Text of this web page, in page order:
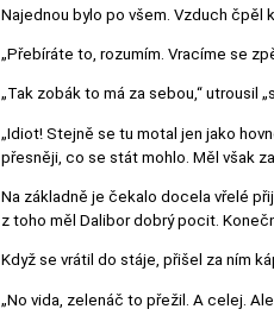
Najednou bylo po všem. Vzduch čpěl
„Přebíráte to, rozumím. Vracíme se
„Tak zobák to má za sebou,“ utrousil
„Idiot! Stejně se tu motal jen jako
přesněji, co se stát mohlo. Měl však
Na základně je čekalo docela vřelé
z toho měl Dalibor dobrý pocit.
Když se vrátil do stáje, přišel za ním
„No vida, zelenáč to přežil. A celej.